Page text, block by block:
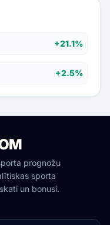
+21.1%
+2.5%
prognožu
sporta
un bonusi.